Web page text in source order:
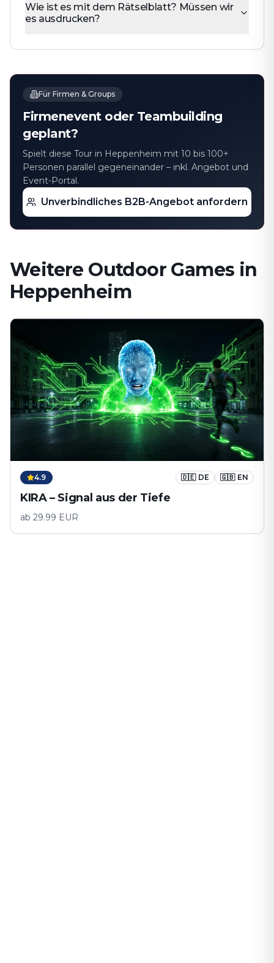
Wie ist es mit dem Rätselblatt? Müssen wir
es ausdrucken?
Für Firmen & Groups
Firmenevent oder Teambuilding
geplant?
Spielt diese Tour in Heppenheim mit 10 bis 100+
Personen parallel gegeneinander – inkl. Angebot und
Event-Portal.
Unverbindliches B2B-Angebot anfordern
Weitere Outdoor Games in
Heppenheim
4.9 🇩🇪 DE 🇬🇧 EN
KIRA – Signal aus der Tiefe
ab 29.99 EUR